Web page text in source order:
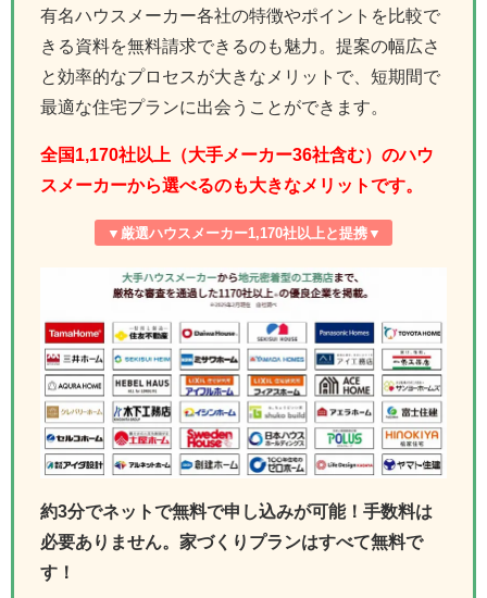
有名ハウスメーカー各社の特徴やポイントを比較で
きる資料を無料請求できるのも魅力。提案の幅広さ
と効率的なプロセスが大きなメリットで、短期間で
最適な住宅プランに出会うことができます。
全国1,170社以上（大手メーカー36社含む）のハウ
スメーカーから選べるのも大きなメリットです。
▼厳選ハウスメーカー1,170社以上と提携▼
約3分でネットで無料で申し込みが可能！手数料は
必要ありません。家づくりプランはすべて無料で
す！